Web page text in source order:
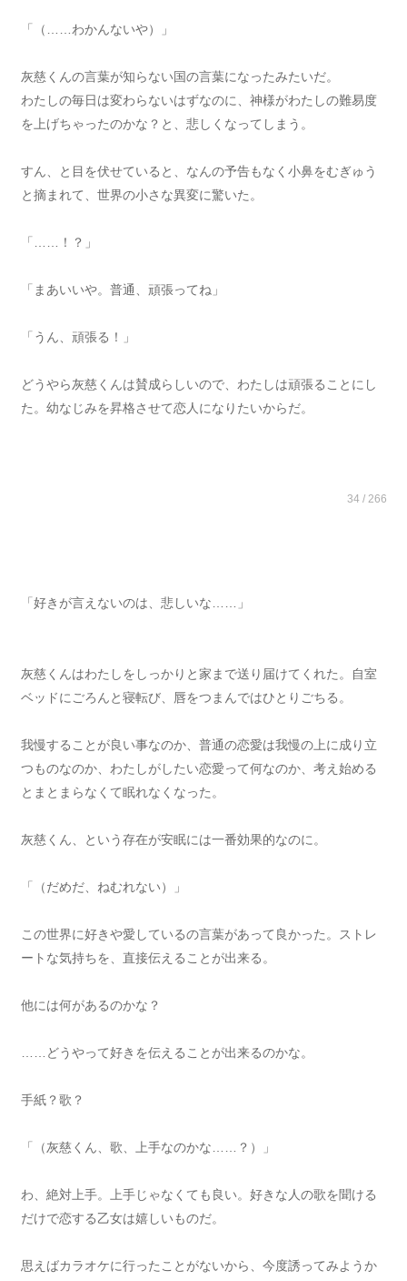
「（……わかんないや）」
灰慈くんの言葉が知らない国の言葉になったみたいだ。
わたしの毎日は変わらないはずなのに、神様がわたしの難易度
を上げちゃったのかな？と、悲しくなってしまう。
すん、と目を伏せていると、なんの予告もなく小鼻をむぎゅう
と摘まれて、世界の小さな異変に驚いた。
「……！？」
「まあいいや。普通、頑張ってね」
「うん、頑張る！」
どうやら灰慈くんは賛成らしいので、わたしは頑張ることにし
た。幼なじみを昇格させて恋人になりたいからだ。
34 / 266
「好きが言えないのは、悲しいな……」
灰慈くんはわたしをしっかりと家まで送り届けてくれた。自室
ベッドにごろんと寝転び、唇をつまんではひとりごちる。
我慢することが良い事なのか、普通の恋愛は我慢の上に成り立
つものなのか、わたしがしたい恋愛って何なのか、考え始める
とまとまらなくて眠れなくなった。
灰慈くん、という存在が安眠には一番効果的なのに。
「（だめだ、ねむれない）」
この世界に好きや愛しているの言葉があって良かった。ストレ
ートな気持ちを、直接伝えることが出来る。
他には何があるのかな？
……どうやって好きを伝えることが出来るのかな。
手紙？歌？
「（灰慈くん、歌、上手なのかな……？）」
わ、絶対上手。上手じゃなくても良い。好きな人の歌を聞ける
だけで恋する乙女は嬉しいものだ。
思えばカラオケに行ったことがないから、今度誘ってみようか